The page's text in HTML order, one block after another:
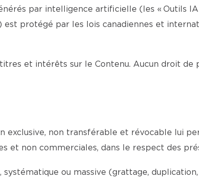
par intelligence artificielle (les « Outils IA
protégé par les lois canadiennes et
et intérêts sur le Contenu. Aucun droit de
exclusive, non transférable et révocable lui
et non commerciales, dans le respect des
ou massive (grattage,